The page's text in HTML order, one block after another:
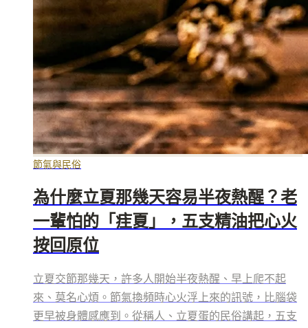
節氣與民俗
為什麼立夏那幾天容易半夜熱醒？老
一輩怕的「疰夏」，五支精油把心火
按回原位
立夏交節那幾天，許多人開始半夜熱醒、早上爬不起
來、莫名心煩。節氣換頻時心火浮上來的訊號，比腦袋
更早被身體感應到。從稱人、立夏蛋的民俗講起，五支